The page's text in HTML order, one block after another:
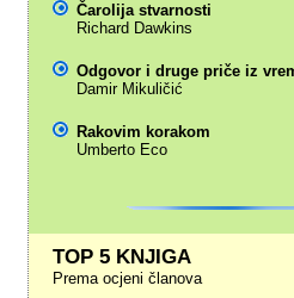
Čarolija stvarnosti
Richard Dawkins
Odgovor i druge priče iz
Damir Mikuličić
Rakovim korakom
Umberto Eco
TOP 5 KNJIGA
Prema ocjeni članova